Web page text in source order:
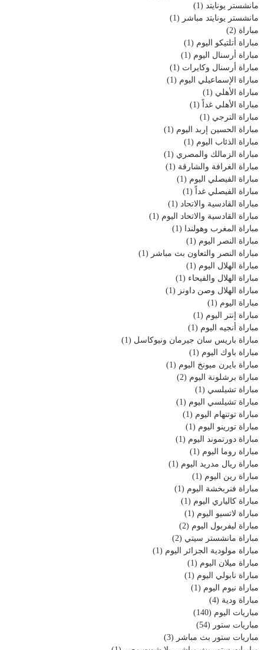
مانشستر يونايتد (1)
مانشستر يونايتد مباشر (1)
مباراة (2)
مباراة أتلتيكو اليوم (1)
مباراة أرسنال اليوم (1)
مباراة أرسنال وكايرات (1)
مباراة الإسماعيلي اليوم (1)
مباراة الأهلي (1)
مباراة الأهلي غداً (1)
مباراة الترجي (1)
مباراة الحسين إربد اليوم (1)
مباراة الذئاب اليوم (1)
مباراة الزمالك والمصري (1)
مباراة الغرافة والشارقة (1)
مباراة الفيصلي اليوم (1)
مباراة الفيصلي غداً (1)
مباراة القادسية والاتحاد (1)
مباراة القادسية والاتحاد اليوم (1)
مباراة المغرب وهولندا (1)
مباراة النصر اليوم (1)
مباراة النصر والتعاون بث مباشر (1)
مباراة الهلال اليوم (1)
مباراة الهلال والفيحاء (1)
مباراة الهلال وصن داونز (1)
مباراة اليوم (1)
مباراة إنتر اليوم (1)
مباراة أنجيه اليوم (1)
مباراة باريس سان جيرمان ونيوكاسل (1)
مباراة باوك اليوم (1)
مباراة بايرن ميونخ اليوم (1)
مباراة برشلونة اليوم (2)
مباراة تشيلسي (1)
مباراة تشيلسي اليوم (1)
مباراة توتنهام اليوم (1)
مباراة تورينو اليوم (1)
مباراة دورتموند اليوم (1)
مباراة روما اليوم (1)
مباراة ريال مدريد اليوم (1)
مباراة رين اليوم (1)
مباراة فنربخشة اليوم (1)
مباراة كالياري اليوم (1)
مباراة لاتسيو اليوم (1)
مباراة ليفربول اليوم (2)
مباراة مانشستر سيتي (2)
مباراة مولودية الجزائر اليوم (1)
مباراة ميلان اليوم (1)
مباراة نابولي اليوم (1)
مباراة نيوم اليوم (1)
مباراة ودية (4)
مباريات اليوم (140)
مباريات ستور (54)
مباريات ستور بث مباشر (3)